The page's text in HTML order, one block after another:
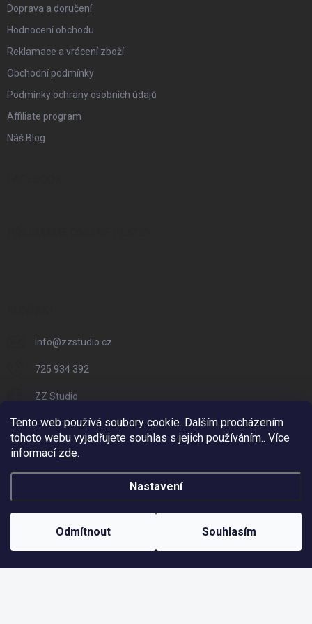
Tento web používá soubory cookie. Dalším procházením
tohoto webu vyjadřujete souhlas s jejich používáním.. Více
informací zde.
Nastavení
Odmítnout Souhlasím
Doprava a doručení
Hodnocení obchodu
Reklamace a vrácení zboží
Obchodní podmínky
Podmínky ochrany osobních údajů
Affiliate program
Náš Blog
info@zzstudio.cz
725 934 392
ZZ Studio
zzstudio_cz
Vytvořil Shoptet
ZZ Eshop - Svět potisku. Všechna práva vyhrazena.
Odstoupit od smlouvy